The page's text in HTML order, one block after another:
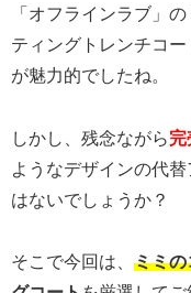
「オフラインラブ」
ティングトレンチコ
が魅力的でしたね。
しかし、残念ながら完
ようなデザインの代
はないでしょうか？
そこで今回は、 ミミの